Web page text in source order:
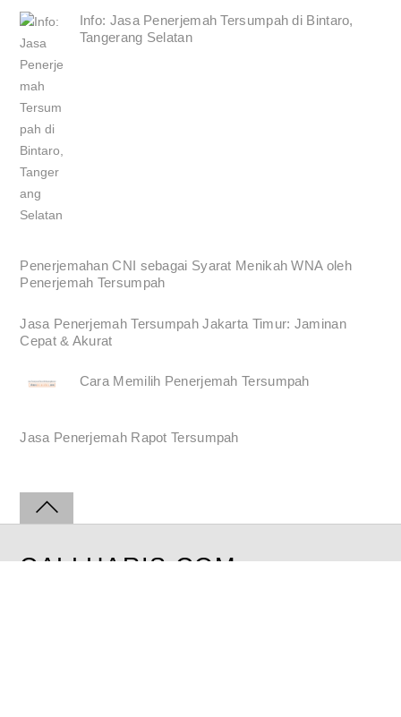
Info: Jasa Penerjemah Tersumpah di Bintaro,
Tangerang Selatan
Penerjemahan CNI sebagai Syarat Menikah WNA oleh
Penerjemah Tersumpah
Jasa Penerjemah Tersumpah Jakarta Timur: Jaminan
Cepat & Akurat
Cara Memilih Penerjemah Tersumpah
Jasa Penerjemah Rapot Tersumpah
CALLHARIS.COM